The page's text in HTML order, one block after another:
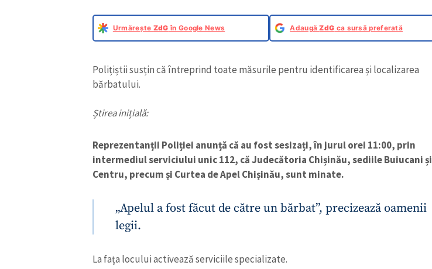
Urmărește ZdG în Google News AdaugăZdG ca sursă preferată
Polițiștii susțin că întreprind toate măsurile pentru identificarea și localizarea
bărbatului.
Știrea inițială:
Reprezentanții Poliției anunță că au fost sesizați, în jurul orei 11:00, prin
intermediul serviciului unic 112, că Judecătoria Chișinău, sediile Buiucani și
Centru, precum și Curtea de Apel Chișinău, sunt minate.
„Apelul a fost făcut de către un bărbat”, precizează oamenii
legii.
La fața locului activează serviciile specializate.